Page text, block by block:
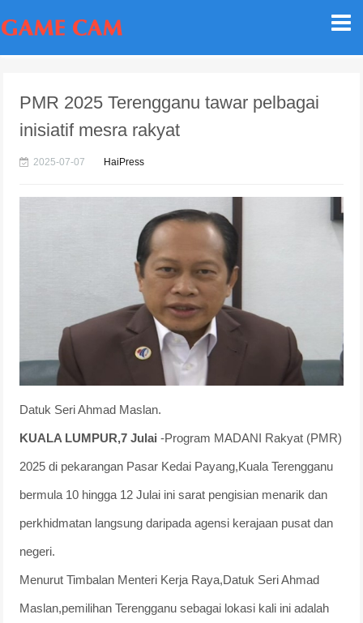
PMR 2025 Terengganu tawar pelbagai
inisiatif mesra rakyat
2025-07-07 HaiPress
Datuk Seri Ahmad Maslan.
KUALA LUMPUR,7 Julai -Program MADANI Rakyat (PMR)
2025 di pekarangan Pasar Kedai Payang,Kuala Terengganu
bermula 10 hingga 12 Julai ini sarat pengisian menarik dan
perkhidmatan langsung daripada agensi kerajaan pusat dan
negeri.
Menurut Timbalan Menteri Kerja Raya,Datuk Seri Ahmad
Maslan,pemilihan Terengganu sebagai lokasi kali ini adalah